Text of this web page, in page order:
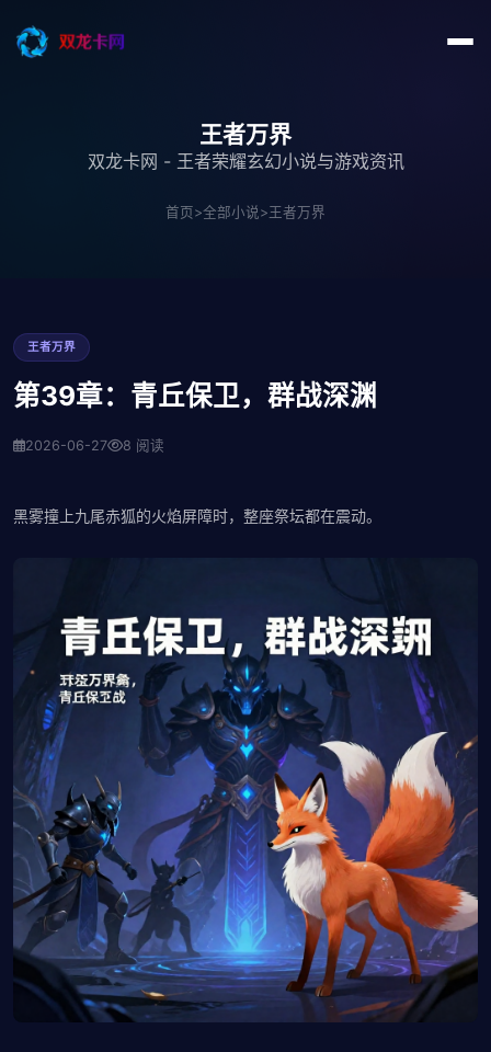
王者万界
双龙卡网 - 王者荣耀玄幻小说与游戏资讯
首页>全部小说>王者万界
王者万界
第39章：青丘保卫，群战深渊
2026-06-27 8 阅读
黑雾撞上九尾赤狐的火焰屏障时，整座祭坛都在震动。